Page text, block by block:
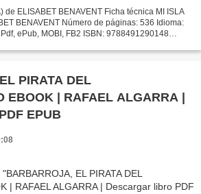
de ELISABET BENAVENT Ficha técnica MI ISLA
BENAVENT Número de páginas: 536 Idioma:
ePub, MOBI, FB2 ISBN: 9788491290148
PIRATA DEL
EBOOK | RAFAEL ALGARRA |
EPUB